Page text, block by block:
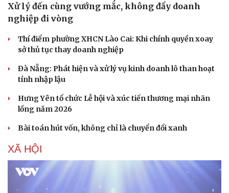
Xử lý đến cùng vướng mắc, không đẩy doanh
nghiệp đi vòng
Thí điểm phường XHCN Lào Cai: Khi chính quyền xoay
sở thủ tục thay doanh nghiệp
Đà Nẵng: Phát hiện và xử lý vụ kinh doanh lô than hoạt
tính nhập lậu
Hưng Yên tổ chức Lễ hội và xúc tiến thương mại nhãn
lồng năm 2026
Bài toán hút vốn, không chỉ là chuyển đổi xanh
XÃ HỘI